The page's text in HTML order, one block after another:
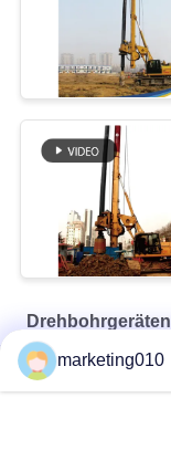
Drehbohrgeräten
TR60 Drehbohrgerät
marketing010